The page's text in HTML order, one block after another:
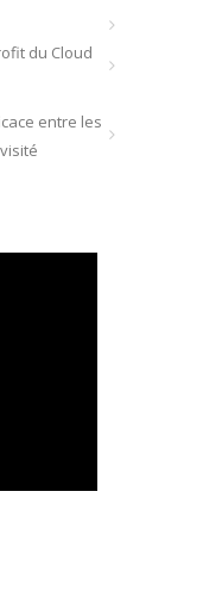
du Cloud
entre les